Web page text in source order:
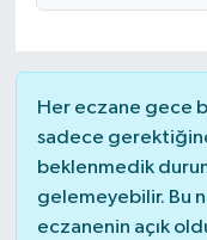
Her eczane gece
sadece
beklenmedik
gelemeyebilir. Bu
eczanenin açık
Bitlis
Bolu
Sağlık
Makaleler